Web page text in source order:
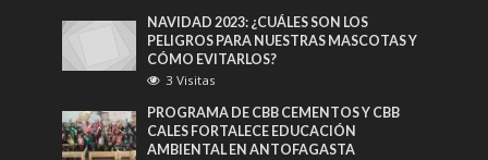
NAVIDAD 2023: ¿CUÁLES SON LOS
PELIGROS PARA NUESTRAS MASCOTAS Y
CÓMO EVITARLOS?
3 Visitas
PROGRAMA DE CBB CEMENTOS Y CBB
CALES FORTALECE EDUCACIÓN
AMBIENTAL EN ANTOFAGASTA